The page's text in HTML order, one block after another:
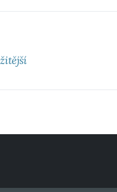
příspěvek